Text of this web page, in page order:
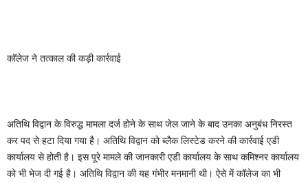
कॉलेज ने तत्काल की कड़ी कार्रवाई
अतिथि विद्वान के विरुद्ध मामला दर्ज होने के साथ जेल जाने के बाद उनका अनुबंध निरस्त
कर पद से हटा दिया गया है। अतिथि विद्वान को ब्लैक लिस्टेड करने की कार्रवाई एडी
कार्यालय से होती है। इस पूरे मामले की जानकारी एडी कार्यालय के साथ कमिश्नर कार्यालय
को भी भेज दी गई है। अतिथि विद्वान की यह गंभीर मनमानी थी। ऐसे में कॉलेज का भी